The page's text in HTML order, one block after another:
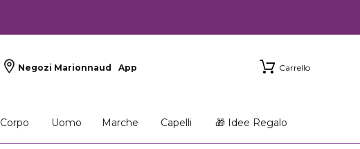
Negozi Marionnaud App Carrello
Corpo Uomo Marche Capelli 🎁 Idee Regalo